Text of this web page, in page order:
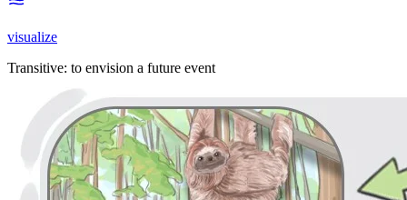
visualize
Transitive: to envision a future event